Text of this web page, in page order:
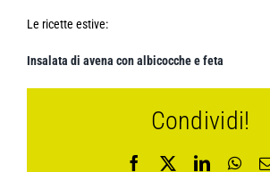
Le ricette estive:
Insalata di avena con albicocche e feta
Condividi!
Facebook LinkedIn